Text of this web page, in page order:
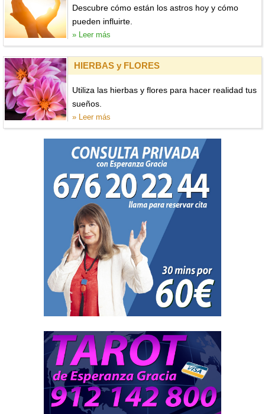
Descubre cómo están los astros hoy y cómo
pueden influirte.
» Leer más
HIERBAS y FLORES
Utiliza las hierbas y flores para hacer realidad tus
sueños.
» Leer más